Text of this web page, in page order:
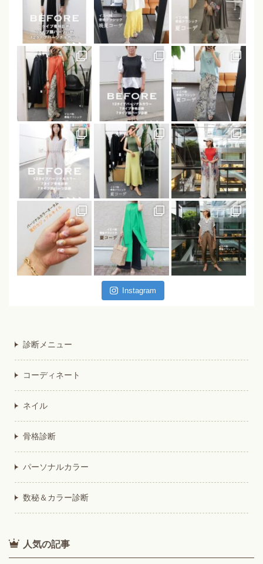
Instagram
診断メニュー
コーディネート
ネイル
骨格診断
パーソナルカラー
数秘＆カラー診断
人気の記事